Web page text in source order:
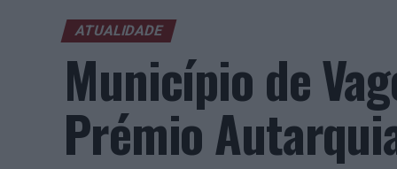
ATUALIDADE
Município de
Prémio